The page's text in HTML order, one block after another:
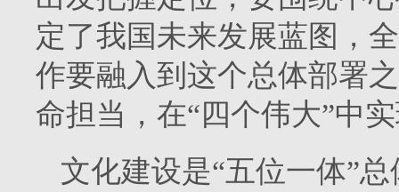
定了我国未来发展蓝图，
作要融入到这个总体部署
命担当，在“四个伟大”中
文化建设是“五位一体”